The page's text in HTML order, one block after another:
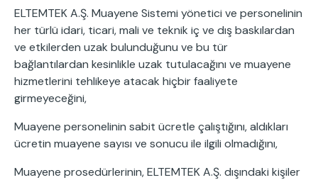
ELTEMTEK A.Ş. Muayene Sistemi yönetici ve personelinin
her türlü idari, ticari, mali ve teknik iç ve dış baskılardan
ve etkilerden uzak bulunduğunu ve bu tür
bağlantılardan kesinlikle uzak tutulacağını ve muayene
hizmetlerini tehlikeye atacak hiçbir faaliyete
girmeyeceğini,
Muayene personelinin sabit ücretle çalıştığını, aldıkları
ücretin muayene sayısı ve sonucu ile ilgili olmadığını,
Muayene prosedürlerinin, ELTEMTEK A.Ş. dışındaki kişiler